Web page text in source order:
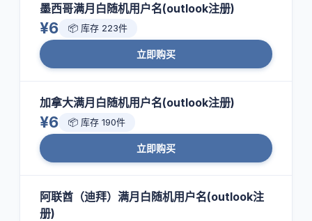
墨西哥满月白随机用户名(outlook注册)
¥6 📦 库存 223件
立即购买
加拿大满月白随机用户名(outlook注册)
¥6 📦 库存 190件
立即购买
阿联酋（迪拜）满月白随机用户名(outlook注
册)